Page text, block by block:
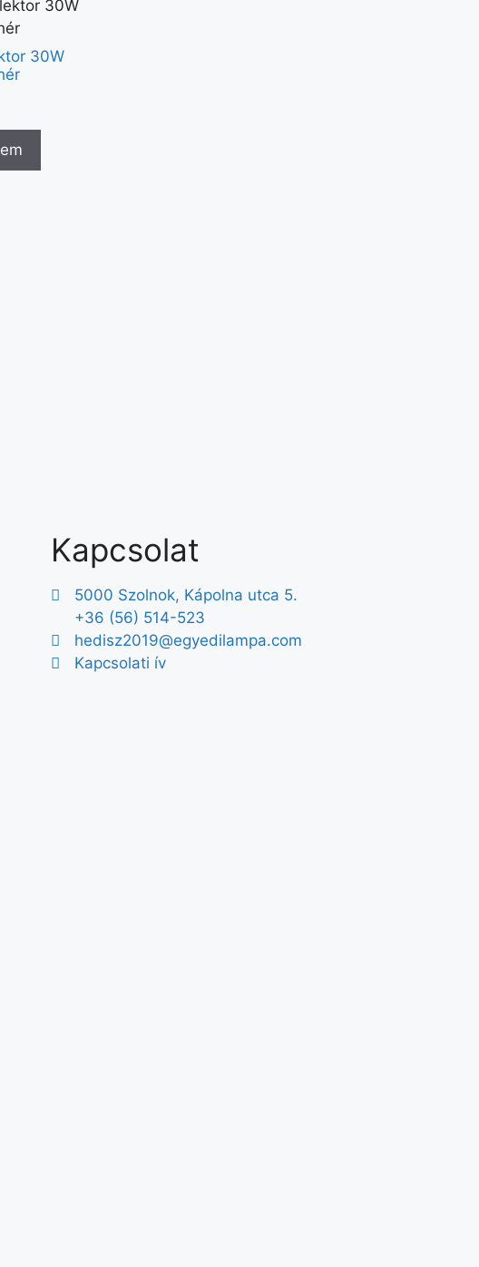
30W
Kapcsolat
5000 Szolnok, Kápolna utca 5.
+36 (56) 514-523
hedisz2019@egyedilampa.com
Kapcsolati ív